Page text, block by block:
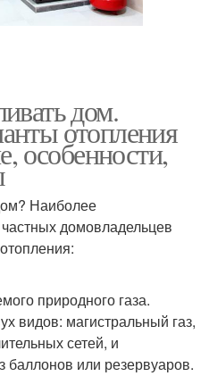
дом.
отопления
особенности,
Наиболее
домовладельцев
природного газа.
видов: магистральный газ,
сетей, и
или резервуаров.